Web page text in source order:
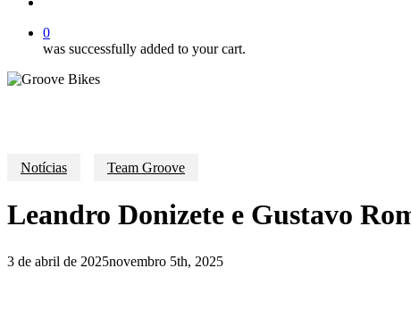
0
was successfully added to your cart.
Notícias Team Groove
Leandro Donizete e Gustavo
3 de abril de 2025novembro 5th, 2025